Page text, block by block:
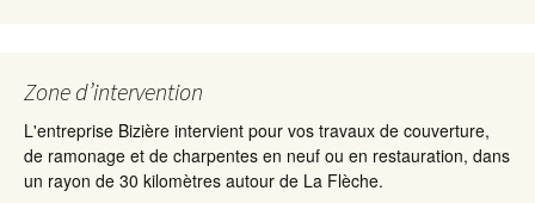
Zone d’intervention
L'entreprise Bizière intervient pour vos travaux de couverture,
de ramonage et de charpentes en neuf ou en restauration, dans
un rayon de 30 kilomètres autour de La Flèche.